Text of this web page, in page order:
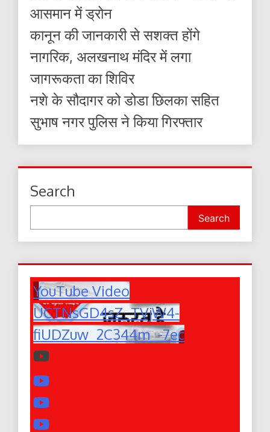
आसमान में ड्रोन
कानून की जानकारी से सशक्त होंगे
नागरिक, अलखनाथ मंदिर में लगा
जागरूकता का शिविर
नशे के सौदागर को डोडा छिलका सहित
सुभाष नगर पुलिस ने किया गिरफ्तार
Search
Search
YouTube Video
UCTNsGD4sZ_TVjW4-
fiUDZuw_2C344m_-7ec